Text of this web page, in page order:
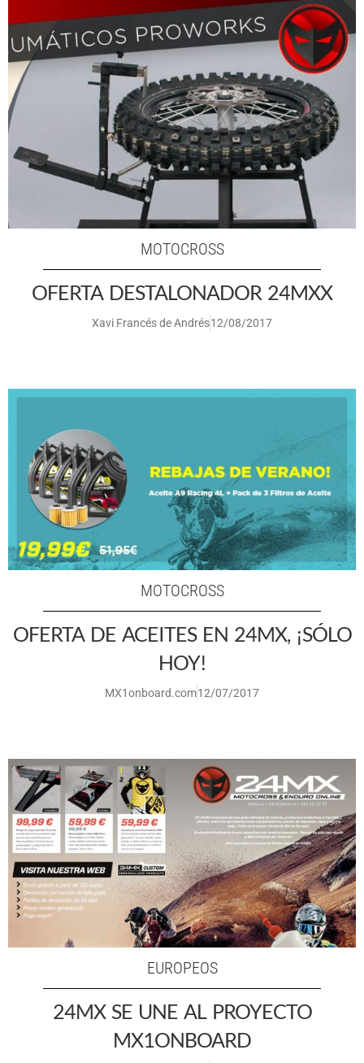
MOTOCROSS
OFERTA DESTALONADOR 24MXX
Xavi Francés de Andrés12/08/2017
MOTOCROSS
OFERTA DE ACEITES EN 24MX, ¡SÓLO
HOY!
MX1onboard.com12/07/2017
EUROPEOS
24MX SE UNE AL PROYECTO
MX1ONBOARD